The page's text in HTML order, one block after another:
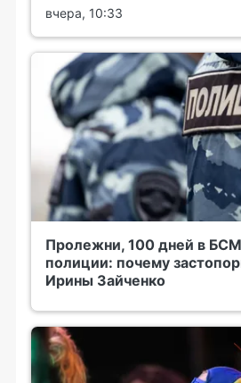
вчера, 10:33
Пролежни, 100 дней в
полиции: почему
Ирины Зайченко